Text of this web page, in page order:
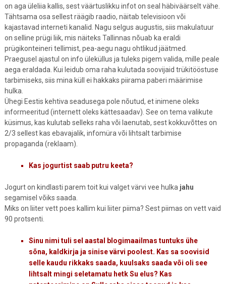
on aga üleliia kallis, sest väärtuslikku infot on seal häbiväärselt vähe.
Tähtsama osa sellest räägib raadio, näitab televisioon või
kajastavad interneti kanalid. Nagu selgus augustis, siis makulatuur
on selline prügi liik, mis näiteks Tallinnas nõuab ka eraldi
prügikonteineri tellimist, pea-aegu nagu ohtlikud jäätmed.
Praegusel ajastul on info üleküllus ja tuleks pigem valida, mille peale
aega eraldada. Kui leidub oma raha kulutada soovijaid trükitööstuse
tarbimiseks, siis mina küll ei hakkaks piirama paberi määrimise
hulka.
Ühegi Eestis kehtiva seadusega pole nõutud, et inimene oleks
informeeritud (internett oleks kättesaadav). See on tema valikute
küsimus, kas kulutab selleks raha või laenutab, sest kokkuvõttes on
2/3 sellest kas ebavajalik, infomüra või lihtsalt tarbimise
propaganda (reklaam).
Kas jogurtist saab putru keeta?
Jogurt on kindlasti parem toit kui valget värvi vee hulka jahu
segamisel võiks saada.
Miks on liiter vett poes kallim kui liiter piima? Sest piimas on vett vaid
90 protsenti.
Sinu nimi tuli sel aastal blogimaailmas tuntuks ühe
sõna, kaldkirja ja sinise värvi poolest. Kas sa soovisid
selle kaudu rikkaks saada, kuulsaks saada või oli see
lihtsalt mingi seletamatu hetk Su elus? Kas